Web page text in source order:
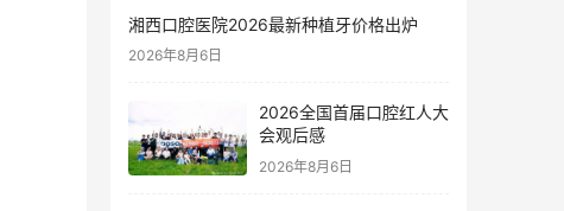
湘西口腔医院2026最新种植牙价格出炉
2026年8月6日
2026全国首届口腔红人大
会观后感
2026年8月6日